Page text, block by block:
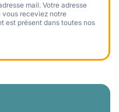
mail. Votre adresse
vous receviez notre
est présent dans toutes nos